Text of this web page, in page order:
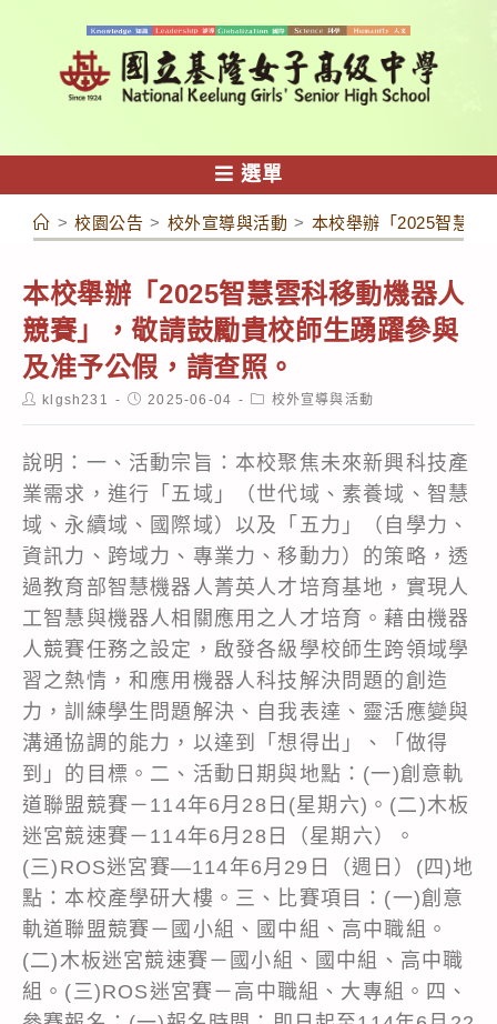
容
選單
> 校園公告 > 校外宣導與活動 > 本校舉辦「2025智慧雲
本校舉辦「2025智慧雲科移動機器人
競賽」，敬請鼓勵貴校師生踴躍參與
及准予公假，請查照。
Postklgsh231
Post2025-06-04
Post校外宣導與活動
說明：一、活動宗旨：本校聚焦未來新興科技產
業需求，進行「五域」（世代域、素養域、智慧
域、永續域、國際域）以及「五力」（自學力、
資訊力、跨域力、專業力、移動力）的策略，透
過教育部智慧機器人菁英人才培育基地，實現人
工智慧與機器人相關應用之人才培育。藉由機器
人競賽任務之設定，啟發各級學校師生跨領域學
習之熱情，和應用機器人科技解決問題的創造
力，訓練學生問題解決、自我表達、靈活應變與
溝通協調的能力，以達到「想得出」、「做得
到」的目標。二、活動日期與地點：(一)創意軌
道聯盟競賽－114年6月28日(星期六)。(二)木板
迷宮競速賽－114年6月28日（星期六）。
(三)ROS迷宮賽—114年6月29日（週日）(四)地
點：本校產學研大樓。三、比賽項目：(一)創意
軌道聯盟競賽－國小組、國中組、高中職組。
(二)木板迷宮競速賽－國小組、國中組、高中職
組。(三)ROS迷宮賽－高中職組、大專組。四、